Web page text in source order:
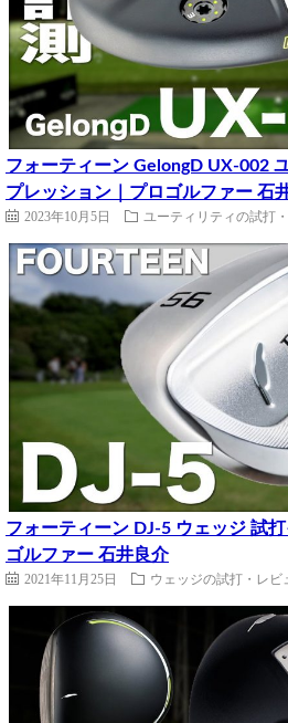
フォーティーン GelongD UX-002
プレッション｜プロゴルファー 石
2023年10月5日 ユーティリティの試打
フォーティーン DJ-5 ウェッジ 試
ゴルファー 石井良介
2021年11月25日 ウェッジの試打・レビ